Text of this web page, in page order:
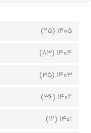
۱۴۰۵ (۲۵)
۱۴۰۴ (۸۳)
۱۴۰۳ (۳۵)
۱۴۰۲ (۳۶)
۱۴۰۱ (۱۲)